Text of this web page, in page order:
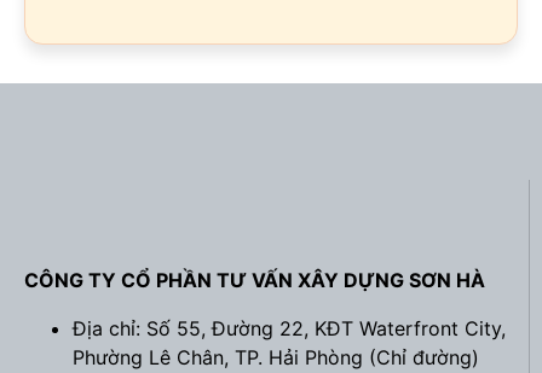
CÔNG TY CỔ PHẦN TƯ VẤN XÂY DỰNG SƠN HÀ
Địa chỉ: Số 55, Đường 22, KĐT Waterfront City,
Phường Lê Chân, TP. Hải Phòng (Chỉ đường)